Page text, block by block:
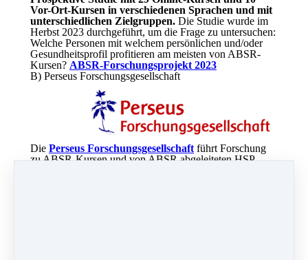
Vor-Ort-Kursen in verschiedenen Sprachen und mit
unterschiedlichen Zielgruppen. Die Studie wurde im
Herbst 2023 durchgeführt, um die Frage zu untersuchen:
Welche Personen mit welchem persönlichen und/oder
Gesundheitsprofil profitieren am meisten von ABSR-
Kursen? ABSR-Forschungsprojekt 2023
B) Perseus Forschungsgesellschaft
Die Perseus Forschungsgesellschaftführt Forschung
zu ABSR-Kursen und von ABSR abgeleiteten HSP-